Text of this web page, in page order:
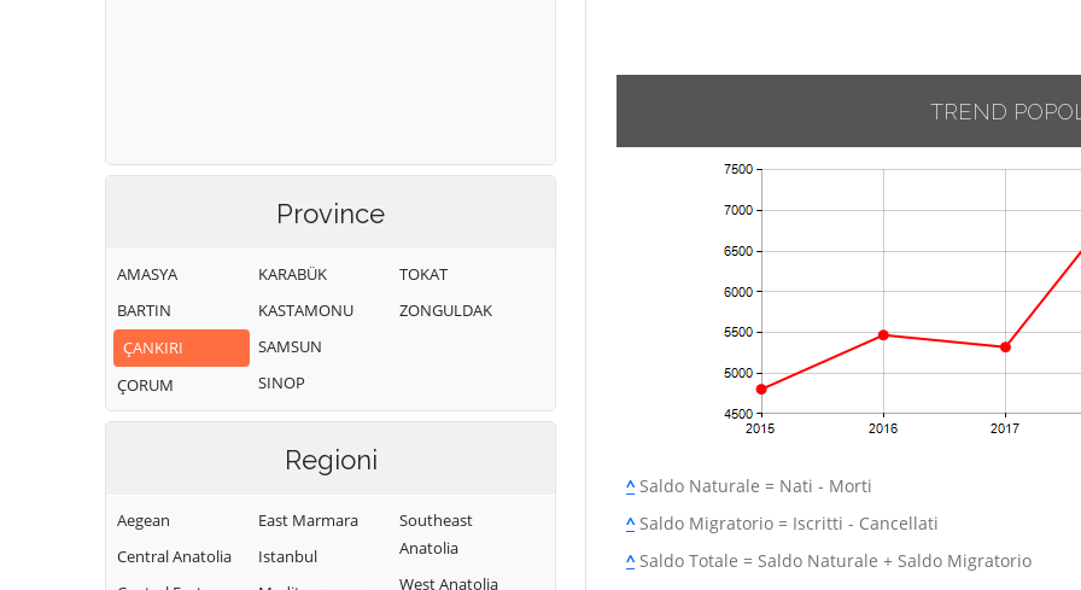
Province
AMASYA
BARTIN
ÇANKIRI
ÇORUM
KARABÜK
KASTAMONU
SAMSUN
SINOP
TOKAT
ZONGULDAK
Regioni
Aegean
Central Anatolia
East Marmara
Istanbul
Southeast
Anatolia
West Anatolia
TREND
^Saldo Naturale = Nati - Morti
^Saldo Migratorio = Iscritti - Cancellati
^Saldo Totale = Saldo Naturale + Saldo Migratorio